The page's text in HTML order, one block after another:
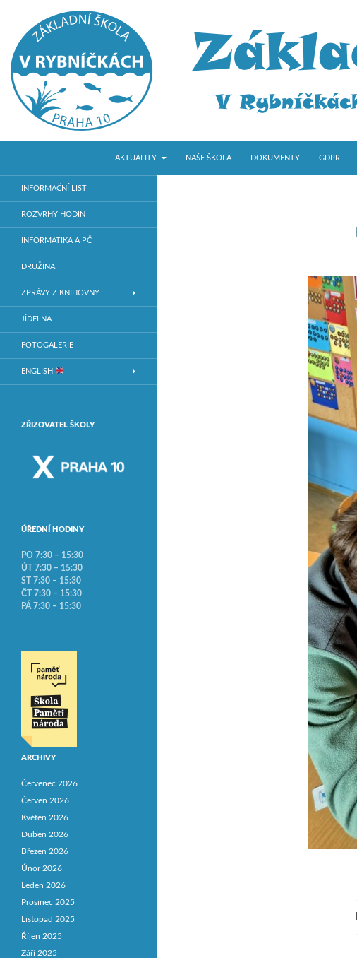
ZŠ V RybníčkáchAKTUALITY
NAŠE ŠKOLA DOKUMENTY GDPR
Základní škola v Praze 10
INFORMAČNÍ LIST
ROZVRHY HODIN
INFORMATIKA A PČ
DRUŽINA
ZPRÁVY Z KNIHOVNY
JÍDELNA
FOTOGALERIE
ENGLISH
ZŘIZOVATEL ŠKOLY
ÚŘEDNÍ HODINY
PO 7:30 – 15:30
ÚT 7:30 – 15:30
ST 7:30 – 15:30
ČT 7:30 – 15:30
PÁ 7:30 – 15:30
ARCHIVY
Červenec 2026
Červen 2026
Květen 2026
Duben 2026
Březen 2026
Únor 2026
Leden 2026
Prosinec 2025
Listopad 2025
Říjen 2025
Září 2025